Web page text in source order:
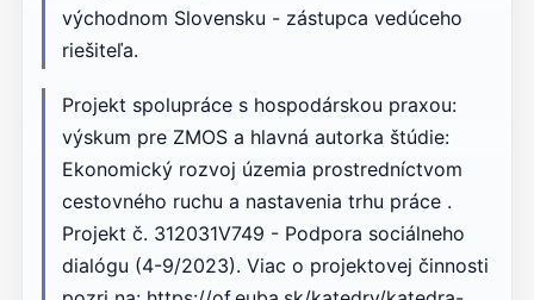
východnom Slovensku - zástupca vedúceho
riešiteľa.
Projekt spolupráce s hospodárskou praxou:
výskum pre ZMOS a hlavná autorka štúdie:
Ekonomický rozvoj územia prostredníctvom
cestovného ruchu a nastavenia trhu práce .
Projekt č. 312031V749 - Podpora sociálneho
dialógu (4-9/2023). Viac o projektovej činnosti